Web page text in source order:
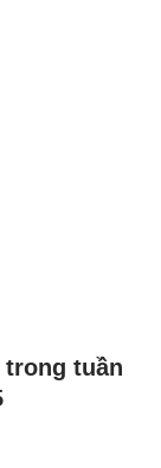
tuần